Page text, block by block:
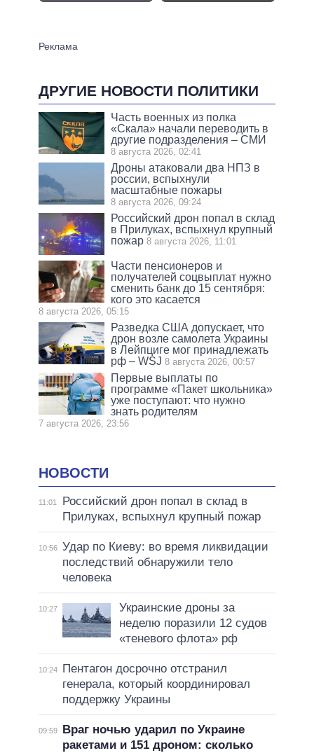
ДРУГИЕ НОВОСТИ ПОЛИТИКИ
Часть военных из полка
«Скала» начали переводить в
другие подразделения – СМИ
8 августа 2026, 02:41
Дроны атаковали два НПЗ в
россии, вспыхнули
масштабные пожары
8 августа 2026, 09:24
Российский дрон попал в склад
в Прилуках, вспыхнул крупный
пожар 8 августа 2026, 11:01
Части пенсионеров и
получателей соцвыплат нужно
сменить банк до 15 сентября:
кого это касается
8 августа 2026, 05:15
Разведка США допускает, что
дрон возле самолета Украины
в Лейпциге мог принадлежать
рф – WSJ 8 августа 2026, 00:57
Первые выплаты по
программе «Пакет школьника»
уже поступают: что нужно
знать родителям
7 августа 2026, 23:56
НОВОСТИ
11:01
Российский дрон попал в склад в
Прилуках, вспыхнул крупный пожар
10:56 Удар по Киеву: во время ликвидации
последствий обнаружили тело
человека
10:27
Украинские дроны за
неделю поразили 12 судов
«теневого флота» рф
10:24
Пентагон досрочно отстранил
генерала, который координировал
поддержку Украины
09:59
Враг ночью ударил по Украине
ракетами и 151 дроном: сколько